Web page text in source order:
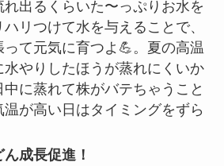
出るくらいた〜っぷりお水を
リつけて水を与えることで、
て元気に育つよ💪。夏の高温
やりしたほうが蒸れにくいか
中に蒸れて株がバテちゃうこと
が高い日はタイミングをずら
成長促進！